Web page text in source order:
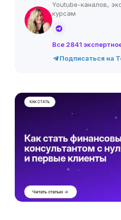
Youtube-каналов,
курсам
Все 2841
Подписаться на